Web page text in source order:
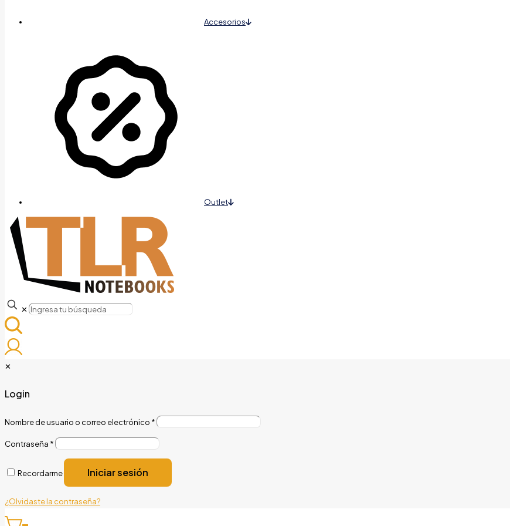
Accesorios
Outlet
✕
✕
Login
Nombre de usuario o correo electrónico *
Contraseña *
Recordarme Iniciar sesión
¿Olvidaste la contraseña?